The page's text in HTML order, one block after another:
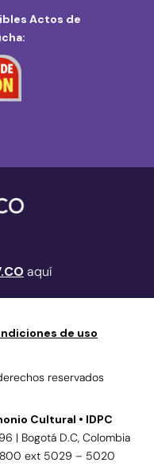
Actos de
aquí
de uso
reservados
Cultural • IDPC
| Bogotá D.C, Colombia
ext 5029 – 5020